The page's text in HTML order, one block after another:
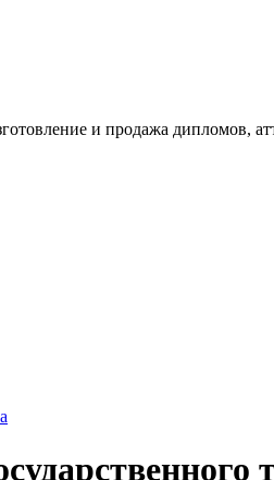
и продажа дипломов,